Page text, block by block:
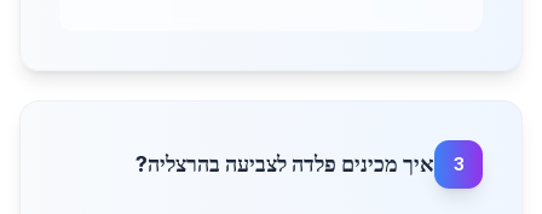
3 איך מכינים פלדה לצביעה בהרצליה?